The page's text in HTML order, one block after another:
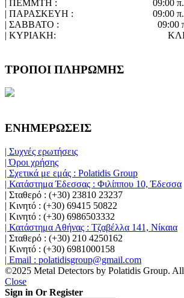
| ΠΕΜΜΤΗ :
09:00
| ΠΑΡΑΣΚΕΥΗ :
09:00
| ΣΑΒΒΑΤΟ :
09:00
| ΚΥΡΙΑΚΗ:
ΤΡΟΠΟΙ ΠΛΗΡΩΜΗΣ
ΕΝΗΜΕΡΩΣΕΙΣ
| Συχνές ερωτήσεις
| Όροι χρήσης
| Σχετικά με εμάς : Polatidis Group
| Κατάστημα Έδεσσας : Φιλίππου 10, Έδεσσα
| Σταθερό : (+30) 23810 23237
| Κινητό : (+30) 69415 50822
| Κινητό : (+30) 6986503332
| Κατάστημα Αθήνας : Τζαβέλλα 141, Νίκαια
| Σταθερό : (+30) 210 4250162
| Κινητό : (+30) 6981000158
| Email : polatidisgroup@gmail.com
©2025 Metal Detectors by Polatidis Group.
Close
Sign in Or Register